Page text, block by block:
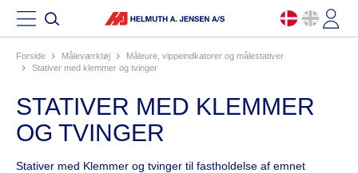
Forside måleværktøj
måleure, vippeindkatorer og målestativer
stativer med klemmer og tvinger
STATIVER MED KLEMMER
OG TVINGER
Stativer med Klemmer og tvinger til fastholdelse af emnet